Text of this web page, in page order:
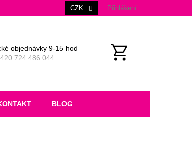
CZK Přihlášení
objednávky 9-15 hod
724 486 044
BLOG